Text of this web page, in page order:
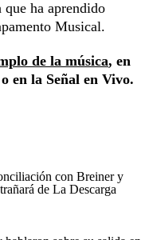
que ha aprendido
Musical.
de la música, en
en la Señal en Vivo.
con Breiner y
de La Descarga